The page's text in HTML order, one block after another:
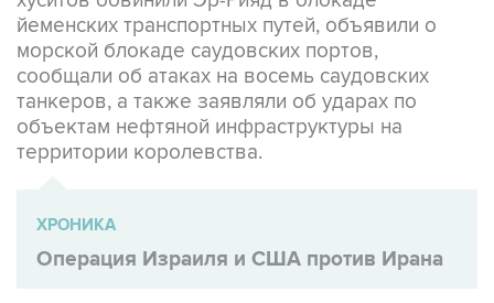
йеменских транспортных путей, объявили о
морской блокаде саудовских портов,
сообщали об атаках на восемь саудовских
танкеров, а также заявляли об ударах по
объектам нефтяной инфраструктуры на
территории королевства.
ХРОНИКА
Операция Израиля и США против Ирана